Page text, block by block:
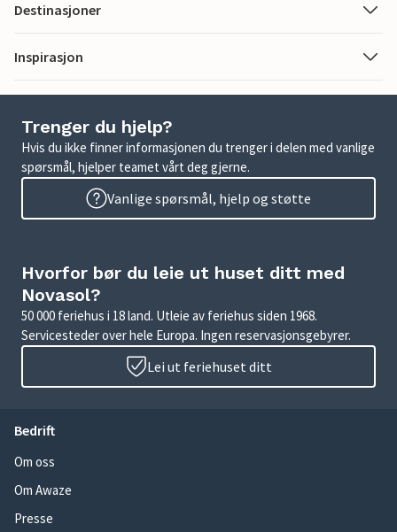
Destinasjoner
Inspirasjon
Trenger du hjelp?
Hvis du ikke finner informasjonen du trenger i delen med vanlige
spørsmål, hjelper teamet vårt deg gjerne.
Vanlige spørsmål, hjelp og støtte
Hvorfor bør du leie ut huset ditt med
Novasol?
50 000 feriehus i 18 land. Utleie av feriehus siden 1968.
Servicesteder over hele Europa. Ingen reservasjonsgebyrer.
Lei ut feriehuset ditt
Bedrift
Om oss
Om Awaze
Presse